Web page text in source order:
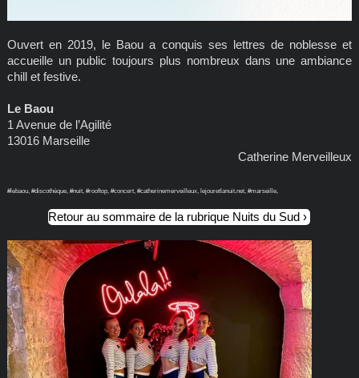
Ouvert en 2019, le Baou a conquis ses lettres de noblesse et
accueille un public toujours plus nombreux dans une ambiance
chill et festive.
Le Baou
1 Avenue de l’Agilité
13016 Marseille
Catherine Merveilleux
#lebaou, #discothèque, #nuit, #rooftop, #concert, #catherinemerveilleux, lejouretlanuit.net, #marseille,
Retour au sommaire de la rubrique Nuits du Sud